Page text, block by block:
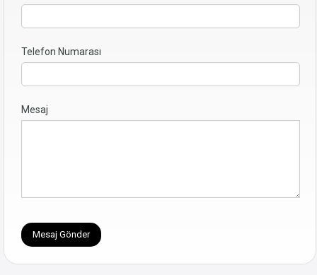
Telefon Numarası
Mesaj